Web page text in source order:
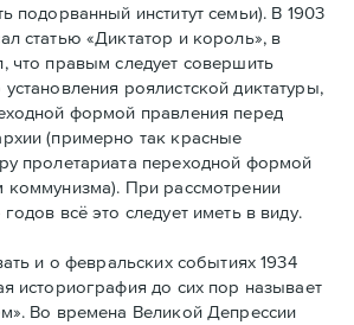
подорванный институт семьи). В 1903
статью «Диктатор и король», в
что правым следует совершить
роялистской диктатуры,
формой правления перед
(примерно так красные
пролетариата переходной формой
коммунизма). При рассмотрении
всё это следует иметь в виду.
и о февральских событиях 1934
историография до сих пор называет
Во времена Великой Депрессии